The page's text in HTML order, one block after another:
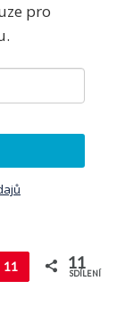
pro
Pin
11 11
SDÍLENÍ